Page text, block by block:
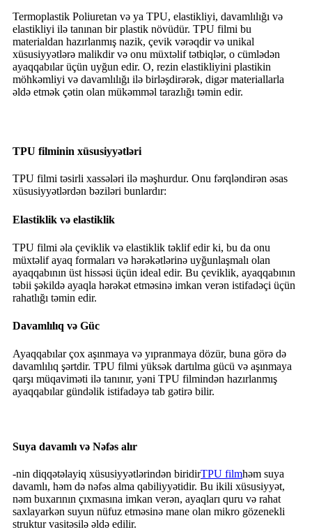
Termoplastik Poliuretan və ya TPU, elastikliyi, davamlılığı və
elastikliyi ilə tanınan bir plastik növüdür. TPU filmi bu
materialdan hazırlanmış nazik, çevik vərəqdir və unikal
xüsusiyyətlərə malikdir və onu müxtəlif tətbiqlər, o cümlədən
ayaqqabılar üçün uyğun edir. O, rezin elastikliyini plastikin
möhkəmliyi və davamlılığı ilə birləşdirərək, digər materiallarla
əldə etmək çətin olan mükəmməl tarazlığı təmin edir.
TPU filminin xüsusiyyətləri
TPU filmi təsirli xassələri ilə məşhurdur. Onu fərqləndirən əsas
xüsusiyyətlərdən bəziləri bunlardır:
Elastiklik və elastiklik
TPU filmi əla çeviklik və elastiklik təklif edir ki, bu da onu
müxtəlif ayaq formaları və hərəkətlərinə uyğunlaşmalı olan
ayaqqabının üst hissəsi üçün ideal edir. Bu çeviklik, ayaqqabının
təbii şəkildə ayaqla hərəkət etməsinə imkan verən istifadəçi üçün
rahatlığı təmin edir.
Davamlılıq və Güc
Ayaqqabılar çox aşınmaya və yıpranmaya dözür, buna görə də
davamlılıq şərtdir. TPU filmi yüksək dartılma gücü və aşınmaya
qarşı müqaviməti ilə tanınır, yəni TPU filmindən hazırlanmış
ayaqqabılar gündəlik istifadəyə tab gətirə bilir.
Suya davamlı və Nəfəs alır
-nin diqqətəlayiq xüsusiyyətlərindən biridirTPU filmhəm suya
davamlı, həm də nəfəs alma qabiliyyətidir. Bu ikili xüsusiyyət,
nəm buxarının çıxmasına imkan verən, ayaqları quru və rahat
saxlayarkən suyun nüfuz etməsinə mane olan mikro gözenekli
struktur vasitəsilə əldə edilir.